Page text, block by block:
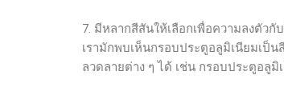
7. มีหลากสีสันให้เลือกเพื่อความลงตัว
เรามักพบเห็นกรอบประตูอลูมิเนียมเป็
ลวดลายต่าง ๆ ได้ เช่น กรอบประตูอลู